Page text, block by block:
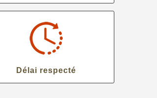
Délai respecté